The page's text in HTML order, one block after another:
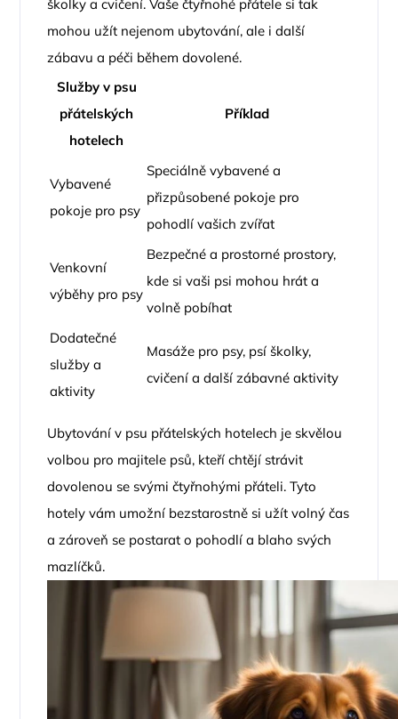
školky a cvičení. Vaše čtyřnohé přátele si tak
mohou užít nejenom ubytování, ale i další
zábavu a péči během dovolené.
Služby v psu
přátelských
hotelech
Příklad
Vybavené
pokoje pro psy
Speciálně vybavené a
přizpůsobené pokoje pro
pohodlí vašich zvířat
Venkovní
výběhy pro psy
Bezpečné a prostorné prostory,
kde si vaši psi mohou hrát a
volně pobíhat
Dodatečné
služby a
aktivity
Masáže pro psy, psí školky,
cvičení a další zábavné aktivity
Ubytování v psu přátelských hotelech je skvělou
volbou pro majitele psů, kteří chtějí strávit
dovolenou se svými čtyřnohými přáteli. Tyto
hotely vám umožní bezstarostně si užít volný čas
a zároveň se postarat o pohodlí a blaho svých
mazlíčků.